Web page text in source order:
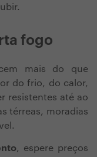
fogo
mais do que
do frio, do calor,
resistentes até ao
térreas, moradias
, espere preços